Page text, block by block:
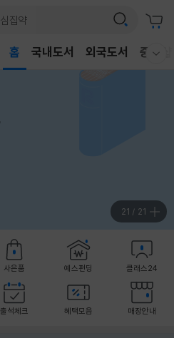
홈 국내도서 외국도서 중고샵
1/ 21
사은품 예스펀딩 클래스24
출석체크 혜택모음 매장안내